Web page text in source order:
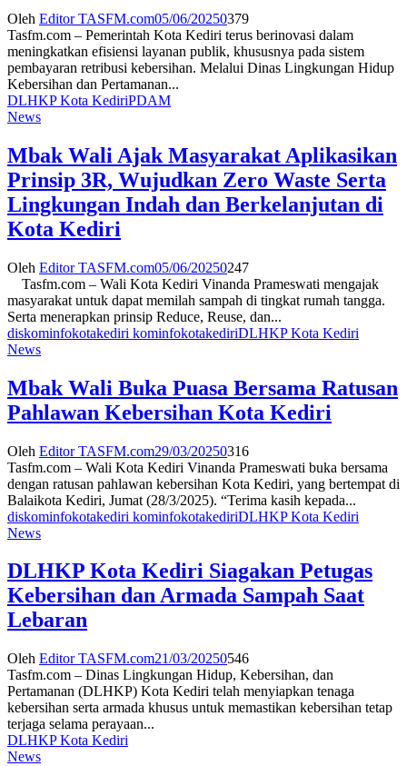
Oleh Editor TASFM.com05/06/20250379
Tasfm.com – Pemerintah Kota Kediri terus berinovasi dalam
meningkatkan efisiensi layanan publik, khususnya pada sistem
pembayaran retribusi kebersihan. Melalui Dinas Lingkungan Hidup
Kebersihan dan Pertamanan...
DLHKP Kota KediriPDAM
News
Mbak Wali Ajak Masyarakat Aplikasikan
Prinsip 3R, Wujudkan Zero Waste Serta
Lingkungan Indah dan Berkelanjutan di
Kota Kediri
Oleh Editor TASFM.com05/06/20250247
Tasfm.com – Wali Kota Kediri Vinanda Prameswati mengajak
masyarakat untuk dapat memilah sampah di tingkat rumah tangga.
Serta menerapkan prinsip Reduce, Reuse, dan...
diskominfokotakediri kominfokotakediriDLHKP Kota Kediri
News
Mbak Wali Buka Puasa Bersama Ratusan
Pahlawan Kebersihan Kota Kediri
Oleh Editor TASFM.com29/03/20250316
Tasfm.com – Wali Kota Kediri Vinanda Prameswati buka bersama
dengan ratusan pahlawan kebersihan Kota Kediri, yang bertempat di
Balaikota Kediri, Jumat (28/3/2025). “Terima kasih kepada...
diskominfokotakediri kominfokotakediriDLHKP Kota Kediri
News
DLHKP Kota Kediri Siagakan Petugas
Kebersihan dan Armada Sampah Saat
Lebaran
Oleh Editor TASFM.com21/03/20250546
Tasfm.com – Dinas Lingkungan Hidup, Kebersihan, dan
Pertamanan (DLHKP) Kota Kediri telah menyiapkan tenaga
kebersihan serta armada khusus untuk memastikan kebersihan tetap
terjaga selama perayaan...
DLHKP Kota Kediri
News